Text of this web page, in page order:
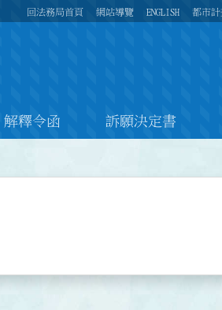
回法務局首頁 網站導覽 ENGLISH 都市
解釋令函 訴願決定書